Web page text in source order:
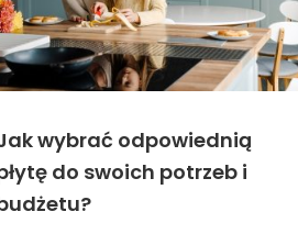
wybrać odpowiednią
do swoich potrzeb i